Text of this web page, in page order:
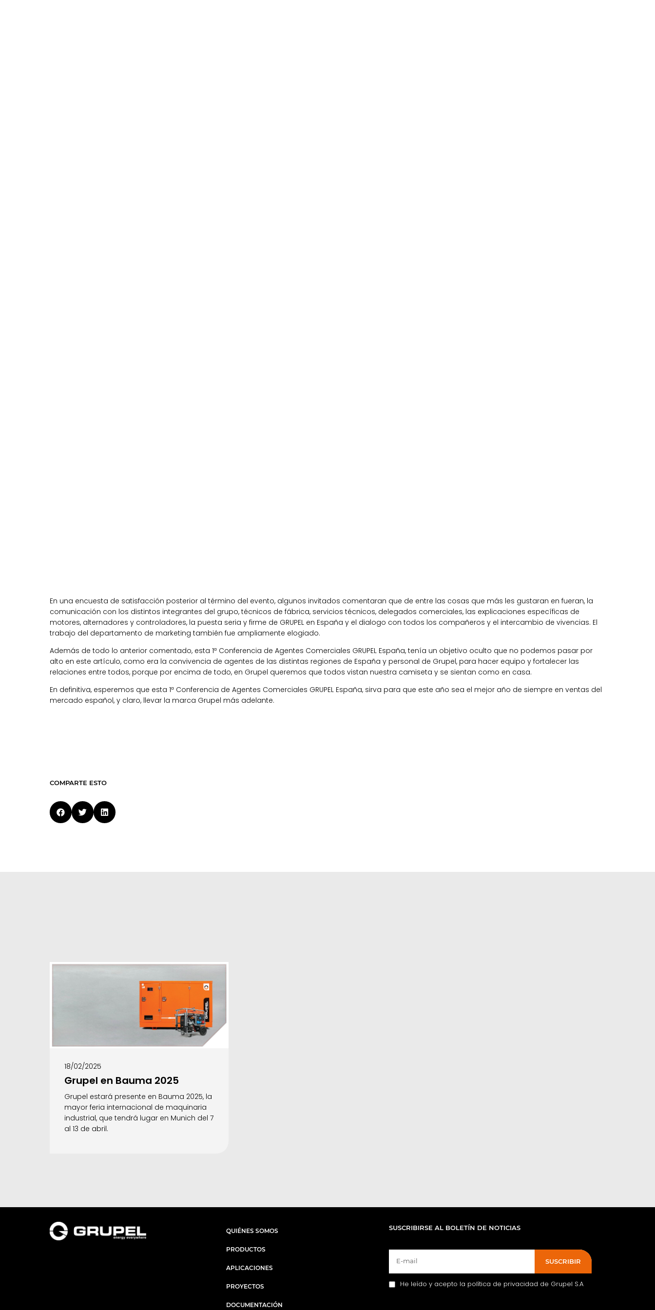
En una encuesta de satisfacción posterior al término del evento, algunos invitados comentaran que de entre las cosas que más les gustaran en fueran, la
comunicación con los distintos integrantes del grupo, técnicos de fábrica, servicios técnicos, delegados comerciales, las explicaciones específicas de
motores, alternadores y controladores, la puesta seria y firme de GRUPEL en España y el dialogo con todos los compañeros y el intercambio de vivencias. El
trabajo del departamento de marketing también fue ampliamente elogiado.
Además de todo lo anterior comentado, esta 1ª Conferencia de Agentes Comerciales GRUPEL España, tenía un objetivo oculto que no podemos pasar por
alto en este artículo, como era la convivencia de agentes de las distintas regiones de España y personal de Grupel, para hacer equipo y fortalecer las
relaciones entre todos, porque por encima de todo, en Grupel queremos que todos vistan nuestra camiseta y se sientan como en casa.
En definitiva, esperemos que esta 1ª Conferencia de Agentes Comerciales GRUPEL España, sirva para que este año sea el mejor año de siempre en ventas del
mercado español, y claro, llevar la marca Grupel más adelante.
COMPARTE ESTO
18/02/2025
Grupel en Bauma 2025
Grupel estará presente en Bauma 2025, la
mayor feria internacional de maquinaria
industrial, que tendrá lugar en Munich del 7
al 13 de abril.
QUIÉNES SOMOS
PRODUCTOS
APLICACIONES
PROYECTOS
DOCUMENTACIÓN
SUSCRIBIRSE AL BOLETÍN DE NOTICIAS
SUSCRIBIR
He leído y acepto la política de privacidad de Grupel S.A